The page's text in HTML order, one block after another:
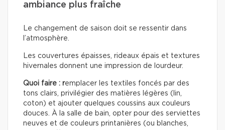
ambiance plus fraîche
Le changement de saison doit se ressentir dans
l’atmosphère.
Les couvertures épaisses, rideaux épais et textures
hivernales donnent une impression de lourdeur.
Quoi faire : remplacer les textiles foncés par des
tons clairs, privilégier des matières légères (lin,
coton) et ajouter quelques coussins aux couleurs
douces. À la salle de bain, opter pour des serviettes
neuves et de couleurs printanières (ou blanches,